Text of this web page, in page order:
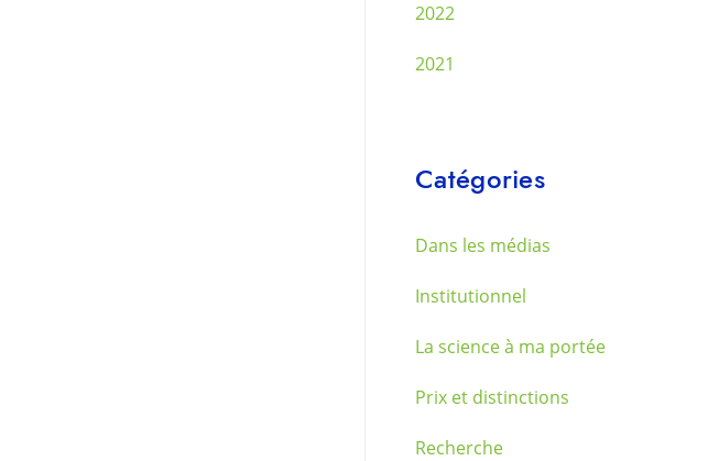
2022
2021
Catégories
Dans les médias
Institutionnel
La science à ma portée
Prix et distinctions
Recherche